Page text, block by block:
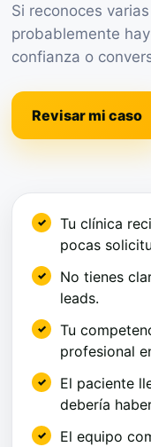
Si reconoces
probablemente
confianza o
Revisar mi caso
Tu clínica
pocas
No tienes
leads.
Tu
profesional
El paciente
debería
El equipo